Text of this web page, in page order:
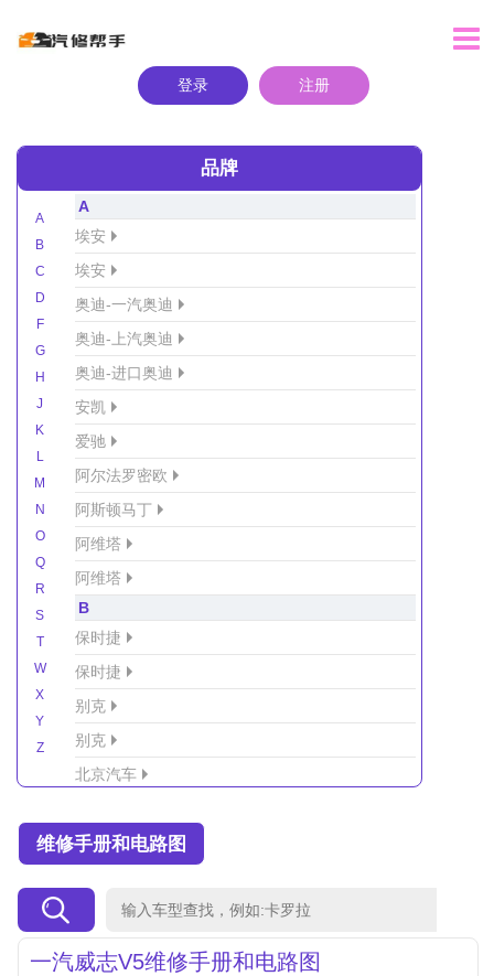
登录 注册
品牌
A
B
C
D
F
G
H
J
K
L
M
N
O
Q
R
S
T
W
X
Y
Z
A
埃安
埃安
奥迪-一汽奥迪
奥迪-上汽奥迪
奥迪-进口奥迪
安凯
爱驰
阿尔法罗密欧
阿斯顿马丁
阿维塔
阿维塔
B
保时捷
保时捷
别克
别克
北京汽车
北京越野车
北汽制造
维修手册和电路图
一汽威志V5维修手册和电路图